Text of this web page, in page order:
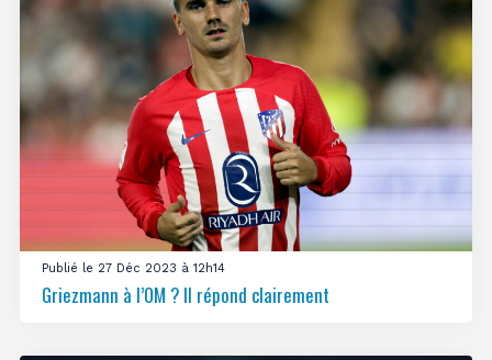
Publié le 27 Déc 2023 à 12h14
Griezmann à l’OM ? Il répond clairement